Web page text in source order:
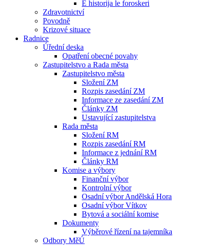
E historija le foroskeri
Zdravotnictví
Povodně
Krizové situace
Radnice
Úřední deska
Opatření obecné povahy
Zastupitelstvo a Rada města
Zastupitelstvo města
Složení ZM
Rozpis zasedání ZM
Informace ze zasedání ZM
Články ZM
Ustavující zastupitelstva
Rada města
Složení RM
Rozpis zasedání RM
Informace z jednání RM
Články RM
Komise a výbory
Finanční výbor
Kontrolní výbor
Osadní výbor Andělská Hora
Osadní výbor Vítkov
Bytová a sociální komise
Dokumenty
Výběrové řízení na tajemníka
Odbory MěÚ